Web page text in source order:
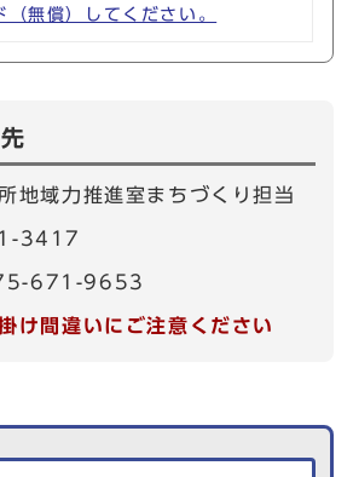
（無償）してください。
地域力推進室まちづくり担当
3417
671-9653
け間違いにご注意ください
す